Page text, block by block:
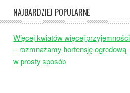
NAJBARDZIEJ POPULARNE
Więcej kwiatów więcej przyjemności
– rozmnażamy hortensję ogrodową
w prosty sposób